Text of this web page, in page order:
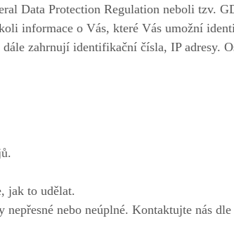
Data Protection Regulation neboli tzv.
informace o Vás, které Vás umožní
zahrnují identifikační čísla, IP adresy.
jak to udělat.
nebo neúplné. Kontaktujte nás